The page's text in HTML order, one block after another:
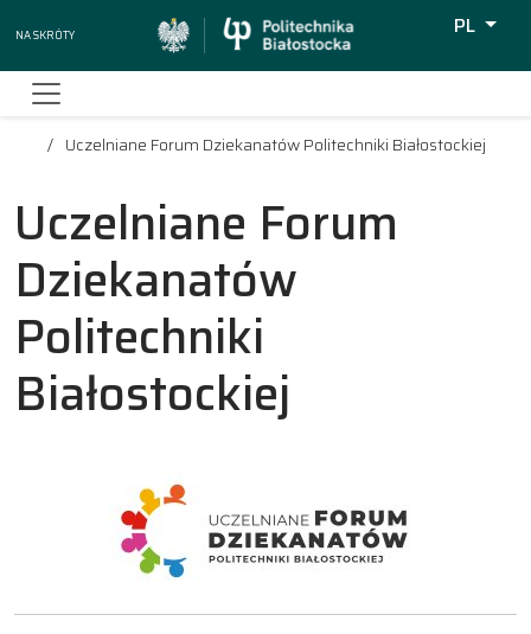
Na skróty
PL
Uczelniane Forum Dziekanatów Politechniki Białostockiej
Uczelniane Forum
Dziekanatów
Politechniki
Białostockiej